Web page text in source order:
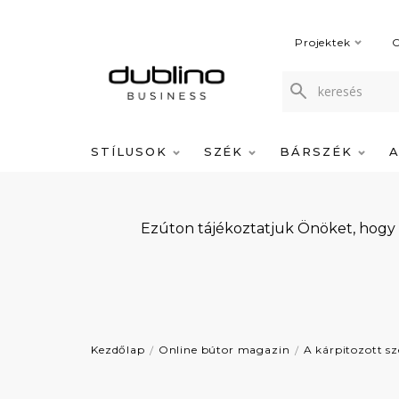
Projektek
STÍLUSOK SZÉK BÁRSZÉK
Ezúton tájékoztatjuk Önöket, hogy
Kezdőlap Online bútor magazin A kárpitozott